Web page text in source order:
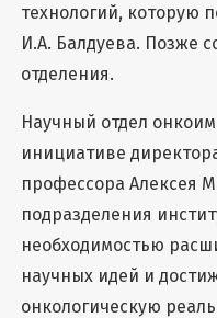
технологий, которую
И.А. Балдуева. Позже
отделения.
Научный отдел
инициативе
профессора Алексея
подразделения
необходимостью
научных идей и
онкологическую